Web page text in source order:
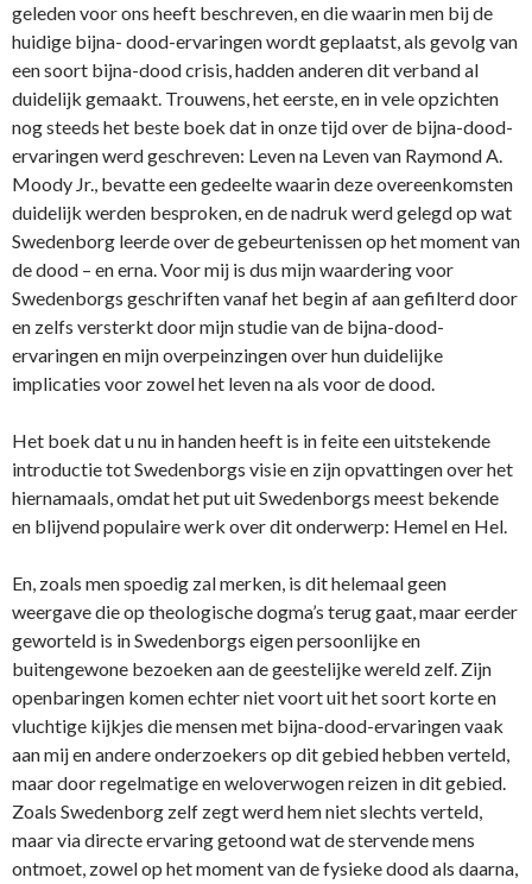
geleden voor ons heeft beschreven, en die waarin men bij de
huidige bijna- dood-ervaringen wordt geplaatst, als gevolg van
een soort bijna-dood crisis, hadden anderen dit verband al
duidelijk gemaakt. Trouwens, het eerste, en in vele opzichten
nog steeds het beste boek dat in onze tijd over de bijna-dood-
ervaringen werd geschreven: Leven na Leven van Raymond A.
Moody Jr., bevatte een gedeelte waarin deze overeenkomsten
duidelijk werden besproken, en de nadruk werd gelegd op wat
Swedenborg leerde over de gebeurtenissen op het moment van
de dood – en erna. Voor mij is dus mijn waardering voor
Swedenborgs geschriften vanaf het begin af aan gefilterd door
en zelfs versterkt door mijn studie van de bijna-dood-
ervaringen en mijn overpeinzingen over hun duidelijke
implicaties voor zowel het leven na als voor de dood.
Het boek dat u nu in handen heeft is in feite een uitstekende
introductie tot Swedenborgs visie en zijn opvattingen over het
hiernamaals, omdat het put uit Swedenborgs meest bekende
en blijvend populaire werk over dit onderwerp: Hemel en Hel.
En, zoals men spoedig zal merken, is dit helemaal geen
weergave die op theologische dogma’s terug gaat, maar eerder
geworteld is in Swedenborgs eigen persoonlijke en
buitengewone bezoeken aan de geestelijke wereld zelf. Zijn
openbaringen komen echter niet voort uit het soort korte en
vluchtige kijkjes die mensen met bijna-dood-ervaringen vaak
aan mij en andere onderzoekers op dit gebied hebben verteld,
maar door regelmatige en weloverwogen reizen in dit gebied.
Zoals Swedenborg zelf zegt werd hem niet slechts verteld,
maar via directe ervaring getoond wat de stervende mens
ontmoet, zowel op het moment van de fysieke dood als daarna,